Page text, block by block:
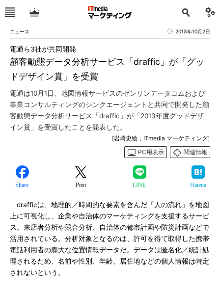
ニュース 2013年10月2日
顧客動態データ分析サービス「draffic」が「グッ
ドデザイン賞」を受賞
電通ら3社が共同開発
電通は10月1日、地図情報サービスのゼンリンデータコムおよび
事業コンサルティングのシンクエージェントと共同で開発した顧
客動態データ分析サービス「draffic」が「2013年度グッドデザ
イン賞」を受賞したことを発表した。
[岩崎史絵，ITmedia マーケティング]
PC用表示
関連情報
Share Post LINE Hatena
drafficは、地理的／時間的な要素を含んだ「人の流れ」を地図
上に可視化し、企業や自治体のマーケティングを支援するサービ
ス。来店者分析や競合分析、自治体の都市計画や防災計画などで
活用されている。分析対象となるのは、許可を得て取得した携帯
電話利用者の膨大な位置情報データだ。データは匿名化／統計処
理されるため、名前や性別、年齢、居住地などの個人情報は特定
されないという。